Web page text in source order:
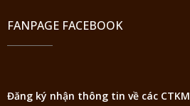
FANPAGE FACEBOOK
Đăng ký nhận thông tin về các CTKM